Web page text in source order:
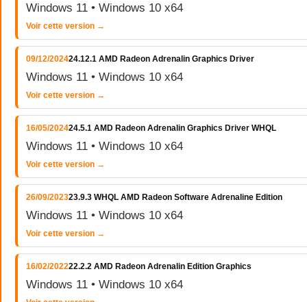
Windows 11 • Windows 10 x64
Voir cette version →
09/12/202424.12.1 AMD Radeon Adrenalin Graphics Driver
Windows 11 • Windows 10 x64
Voir cette version →
16/05/202424.5.1 AMD Radeon Adrenalin Graphics Driver WHQL
Windows 11 • Windows 10 x64
Voir cette version →
26/09/202323.9.3 WHQL AMD Radeon Software Adrenaline Edition
Windows 11 • Windows 10 x64
Voir cette version →
16/02/202222.2.2 AMD Radeon Adrenalin Edition Graphics
Windows 11 • Windows 10 x64